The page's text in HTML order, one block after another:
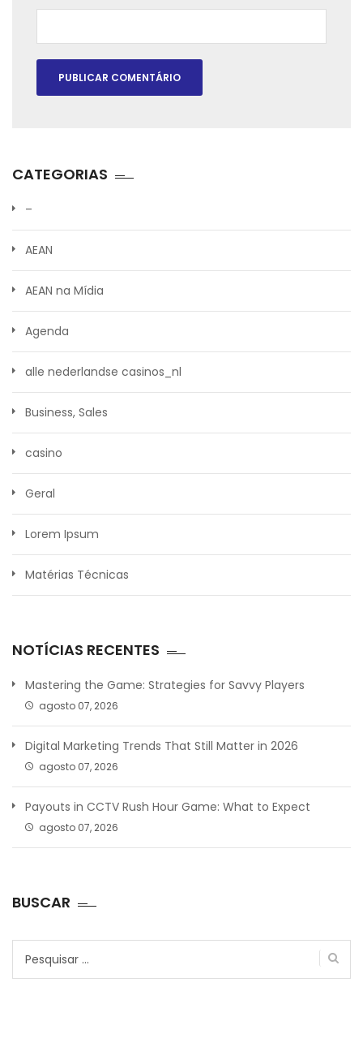
CATEGORIAS
–
AEAN
AEAN na Mídia
Agenda
alle nederlandse casinos_nl
Business, Sales
casino
Geral
Lorem Ipsum
Matérias Técnicas
NOTÍCIAS RECENTES
Mastering the Game: Strategies for Savvy Players
agosto 07, 2026
Digital Marketing Trends That Still Matter in 2026
agosto 07, 2026
Payouts in CCTV Rush Hour Game: What to Expect
agosto 07, 2026
BUSCAR